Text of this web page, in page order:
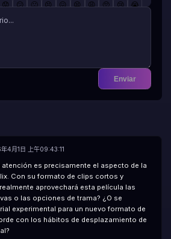
😟 😕 🙁 😣 😖 😫 😩 🥺 😢
😭
😳
Enviar
4月1日 上午09:43:11
atención es precisamente el aspecto de la
Con su formato de clips cortos y
aprovechará esta película las
o las opciones de trama? ¿O se
experimental para un nuevo formato de
con los hábitos de desplazamiento de